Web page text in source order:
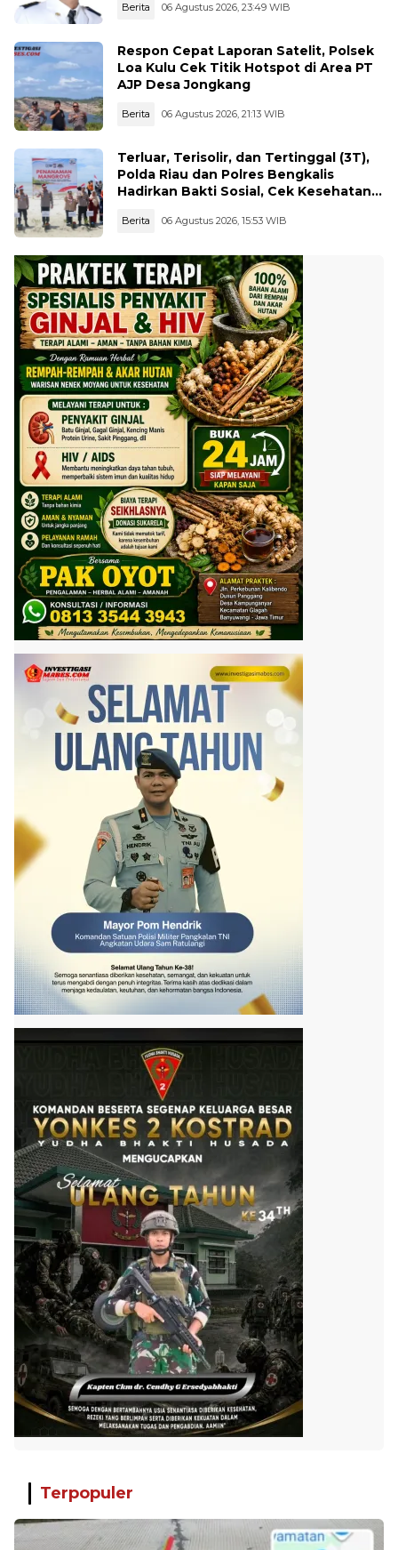
Berita 06 Agustus 2026, 23:49 WIB
Respon Cepat Laporan Satelit, Polsek
Loa Kulu Cek Titik Hotspot di Area PT
AJP Desa Jongkang
Berita 06 Agustus 2026, 21:13 WIB
Terluar, Terisolir, dan Tertinggal (3T),
Polda Riau dan Polres Bengkalis
Hadirkan Bakti Sosial, Cek Kesehatan
Rupat
Berita 06 Agustus 2026, 15:53 WIB
Terpopuler